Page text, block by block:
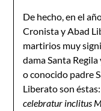
De hecho, en el
Cronista y Abad
martirios muy
dama Santa
o conocido padre
Liberato son éstas:
celebratur inclitus